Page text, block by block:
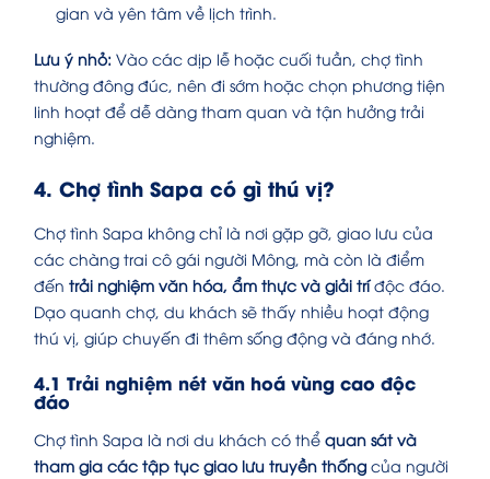
gian và yên tâm về lịch trình.
Lưu ý nhỏ: Vào các dịp lễ hoặc cuối tuần, chợ tình
thường đông đúc, nên đi sớm hoặc chọn phương tiện
linh hoạt để dễ dàng tham quan và tận hưởng trải
nghiệm.
4. Chợ tình Sapa có gì thú vị?
Chợ tình Sapa không chỉ là nơi gặp gỡ, giao lưu của
các chàng trai cô gái người Mông, mà còn là điểm
đến trải nghiệm văn hóa, ẩm thực và giải tríđộc đáo.
Dạo quanh chợ, du khách sẽ thấy nhiều hoạt động
thú vị, giúp chuyến đi thêm sống động và đáng nhớ.
4.1 Trải nghiệm nét văn hoá vùng cao độc
đáo
Chợ tình Sapa là nơi du khách có thể quan sát và
tham gia các tập tục giao lưu truyền thống của người